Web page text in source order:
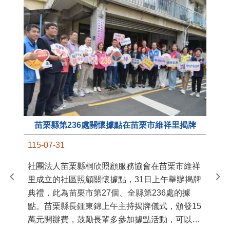
苗栗縣第236處關懷據點在苗栗市維祥里揭牌
115-07-31
社團法人苗栗縣桐欣照顧服務協會在苗栗市維祥
里成立的社區照顧關懷據點，31日上午舉辦揭牌
典禮，此為苗栗市第27個、全縣第236處的據
點。苗栗縣長鍾東錦上午主持揭牌儀式，頒發15
萬元開辦費，鼓勵長輩多參加據點活動，可以更
苗